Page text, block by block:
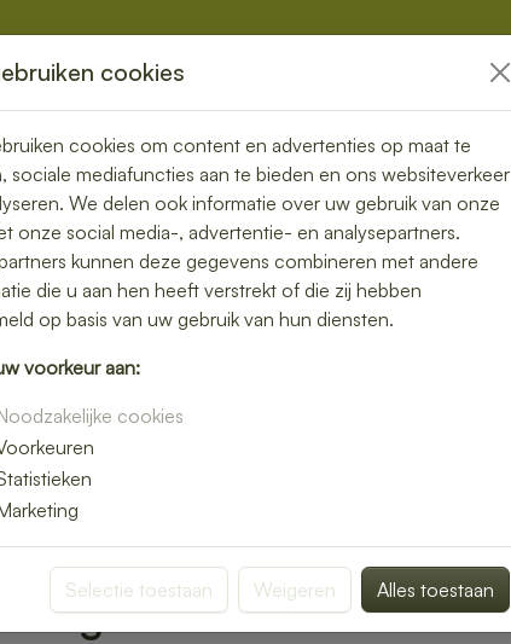
Overige
–
of op
in Benschop en geniet van
belegd broodje, een frisse salade of
een heerlijke lunch.
cookies
cookies om content en advertenties op maat te
sociale mediafuncties aan te bieden en ons websiteverkeer
We delen ook informatie over uw gebruik van onze
onze social media-, advertentie- en analysepartners.
kunnen deze gegevens combineren met andere
die u aan hen heeft verstrekt of die zij hebben
op basis van uw gebruik van hun diensten.
voorkeur aan:
cookies
Selectie toestaan Weigeren Alles toestaan